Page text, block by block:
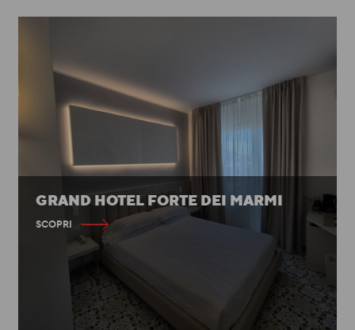
GRAND HOTEL FORTE DEI MARMI
SCOPRI